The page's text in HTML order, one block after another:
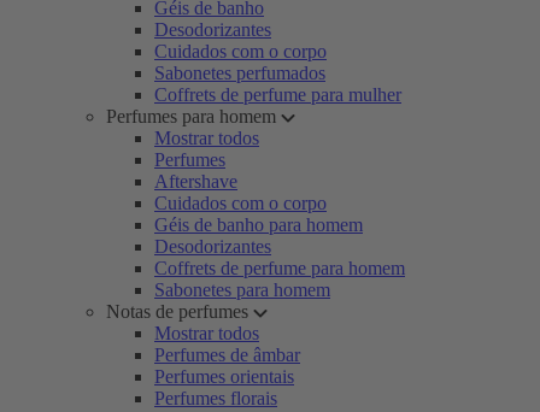
Géis de banho
Desodorizantes
Cuidados com o corpo
Sabonetes perfumados
Coffrets de perfume para mulher
Perfumes para homem
Mostrar todos
Perfumes
Aftershave
Cuidados com o corpo
Géis de banho para homem
Desodorizantes
Coffrets de perfume para homem
Sabonetes para homem
Notas de perfumes
Mostrar todos
Perfumes de âmbar
Perfumes orientais
Perfumes florais